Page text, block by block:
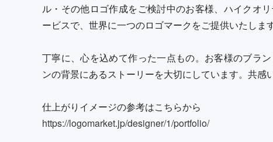
ル・その他ロゴ作成をご検討中のお客様、ハイクオ
ービスで、世界に一つのロゴマークをご提供いたします
丁寧に、心を込めて作った一点もの。お客様のブラ
ンの背景にあるストーリーを大切にしています。共感
仕上がりイメージの参考はこちらから
https://logomarket.jp/designer/1/portfolio/